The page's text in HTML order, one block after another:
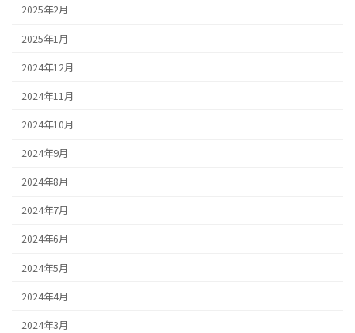
2025年2月
2025年1月
2024年12月
2024年11月
2024年10月
2024年9月
2024年8月
2024年7月
2024年6月
2024年5月
2024年4月
2024年3月